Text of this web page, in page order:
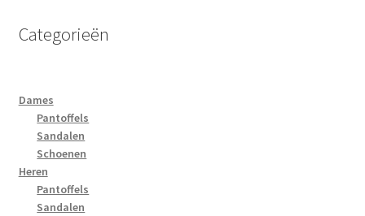
Categorieën
Dames
Pantoffels
Sandalen
Schoenen
Heren
Pantoffels
Sandalen